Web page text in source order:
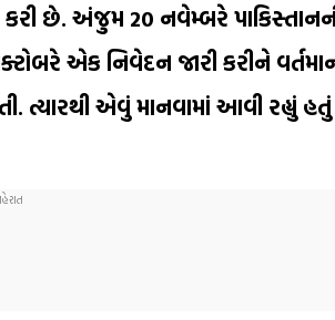
છે. અંજુમ 20 નવેમ્બરે
એક નિવેદન જારી કરીને
એવું માનવામાં આવી રહ્યું હતું